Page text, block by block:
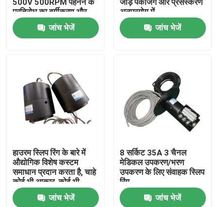
संपर्क
उत्पाद
विडियो
प्रवाहकीय पर्ची की अंगूठी
500V 500RPM पहनने के
प्रतिरोध का वर्गीकरण और
प्रदर्शन
जांच भेजें
जोड़ पैकेजिंग और प्रसंस्करण
अनुप्रयोग में
जांच भेजें
हाउरम स्लिप रिंग के बारे में
औद्योगिक विशेष कस्टम
समाधान प्रदान करता है, चाहे
कोई भी आकार, कोई भी
आईपी वर्ग IP51 से IP68
तक
जांच भेजें
8 सर्किट 35A 3 चैनल
मेडिकल उपकरण/भरण
उपकरण के लिए संवाहक स्लिप
रिंग
जांच भेजें